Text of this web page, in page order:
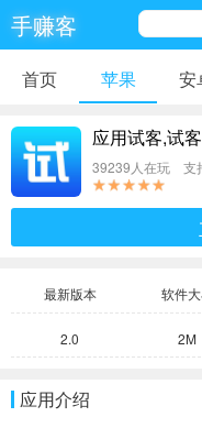
手赚客
首页 苹果 安
应用试客,试
39239人在玩 支
最新版本 软件
2.0 2M
应用介绍